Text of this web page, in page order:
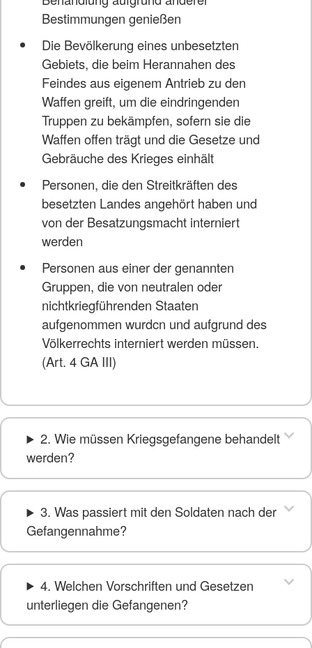
Bestimmungen genießen
Die Bevölkerung eines unbesetzten
Gebiets, die beim Herannahen des
Feindes aus eigenem Antrieb zu den
Waffen greift, um die eindringenden
Truppen zu bekämpfen, sofern sie die
Waffen offen trägt und die Gesetze und
Gebräuche des Krieges einhält
Personen, die den Streitkräften des
besetzten Landes angehört haben und
von der Besatzungsmacht interniert
werden
Personen aus einer der genannten
Gruppen, die von neutralen oder
nichtkriegführenden Staaten
aufgenommen wurdcn und aufgrund des
Völkerrechts interniert werden müssen.
(Art. 4 GA III)
2. Wie müssen Kriegsgefangene behandelt
werden?
3. Was passiert mit den Soldaten nach der
Gefangennahme?
4. Welchen Vorschriften und Gesetzen
unterliegen die Gefangenen?